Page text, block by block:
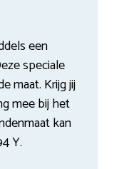
een
speciale
maat. Krijg jij
mee bij het
kan
Y.